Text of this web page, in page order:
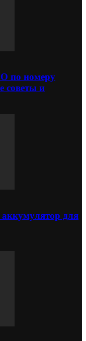
по номеру
советы и
для